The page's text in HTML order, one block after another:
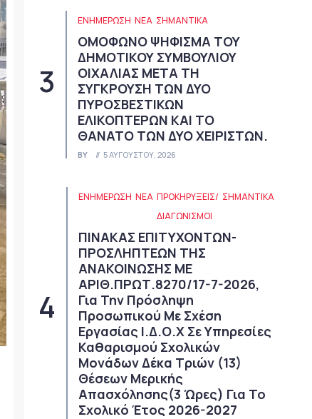
ΕΝΗΜΕΡΩΣΗ ΝΈΑ ΣΗΜΑΝΤΙΚΆ
ΟΜΟΦΩΝΟ ΨΗΦΙΣΜΑ ΤΟΥ
ΔΗΜΟΤΙΚΟΥ ΣΥΜΒΟΥΛΙΟΥ
ΟΙΧΑΛΙΑΣ ΜΕΤΑ ΤΗ
ΣΥΓΚΡΟΥΣΗ ΤΩΝ ΔΥΟ
ΠΥΡΟΣΒΕΣΤΙΚΩΝ
ΕΛΙΚΟΠΤΕΡΩΝ ΚΑΙ ΤΟ
ΘΑΝΑΤΟ ΤΩΝ ΔΥΟ ΧΕΙΡΙΣΤΩΝ.
BY 5 ΑΥΓΟΎΣΤΟΥ, 2026
ΕΝΗΜΕΡΩΣΗ ΝΈΑ ΠΡΟΚΗΡΎΞΕΙΣ/
ΔΙΑΓΩΝΙΣΜΟΊ
ΣΗΜΑΝΤΙΚΆ
ΠΙΝΑΚΑΣ ΕΠΙΤΥΧΟΝΤΩΝ-
ΠΡΟΣΛΗΠΤΕΩΝ ΤΗΣ
ΑΝΑΚΟΙΝΩΣΗΣ ΜΕ
ΑΡΙΘ.ΠΡΩΤ.8270/17-7-2026,
Για Την Πρόσληψη
Προσωπικού Με Σχέση
Εργασίας Ι.Δ.Ο.Χ Σε Υπηρεσίες
Καθαρισμού Σχολικών
Μονάδων Δέκα Τριών (13)
Θέσεων Μερικής
Απασχόλησης(3 Ώρες) Για Το
Σχολικό Έτος 2026-2027